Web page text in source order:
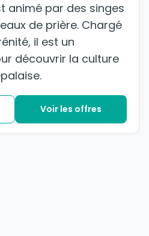
animé par des singes
de prière. Chargé
il est un
découvrir la culture
Voir les offres